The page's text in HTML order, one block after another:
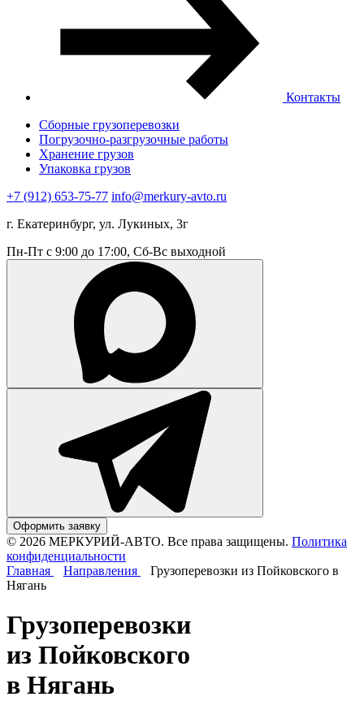
Контакты
Сборные грузоперевозки
Погрузочно-разгрузочные работы
Хранение грузов
Упаковка грузов
+7 (912) 653-75-77 info@merkury-avto.ru
г. Екатеринбург, ул. Лукиных, 3г
Пн-Пт с 9:00 до 17:00, Сб-Вс выходной
Оформить заявку
© 2026 МЕРКУРИЙ-АВТО. Все права защищены. Политика
конфиденциальности
Главная
Направления
Грузоперевозки из Пойковского в
Нягань
Грузоперевозки
из Пойковского
в Нягань